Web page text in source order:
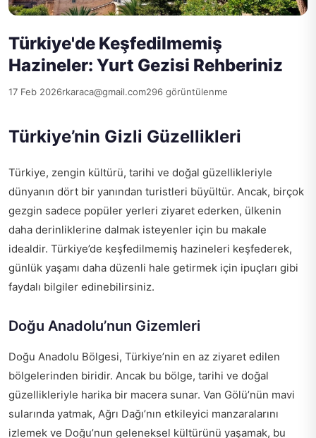
Türkiye'de Keşfedilmemiş
Hazineler: Yurt Gezisi Rehberiniz
17 Feb 2026rkaraca@gmail.com296 görüntülenme
Türkiye’nin Gizli Güzellikleri
Türkiye, zengin kültürü, tarihi ve doğal güzellikleriyle
dünyanın dört bir yanından turistleri büyültür. Ancak, birçok
gezgin sadece popüler yerleri ziyaret ederken, ülkenin
daha derinliklerine dalmak isteyenler için bu makale
idealdir. Türkiye’de keşfedilmemiş hazineleri keşfederek,
günlük yaşamı daha düzenli hale getirmek için ipuçları gibi
faydalı bilgiler edinebilirsiniz.
Doğu Anadolu’nun Gizemleri
Doğu Anadolu Bölgesi, Türkiye’nin en az ziyaret edilen
bölgelerinden biridir. Ancak bu bölge, tarihi ve doğal
güzellikleriyle harika bir macera sunar. Van Gölü’nün mavi
sularında yatmak, Ağrı Dağı’nın etkileyici manzaralarını
izlemek ve Doğu’nun geleneksel kültürünü yaşamak, bu